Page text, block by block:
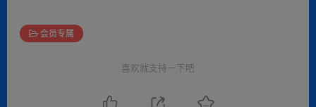
会员专属
喜欢就支持一下吧